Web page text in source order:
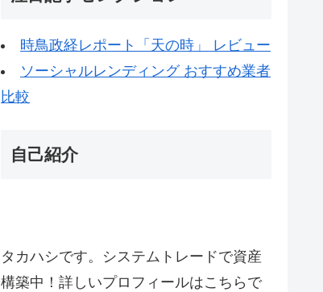
時鳥政経レポート「天の時」 レビュー
ソーシャルレンディング おすすめ業者
比較
自己紹介
タカハシです。システムトレードで資産
構築中！詳しいプロフィールはこちらで